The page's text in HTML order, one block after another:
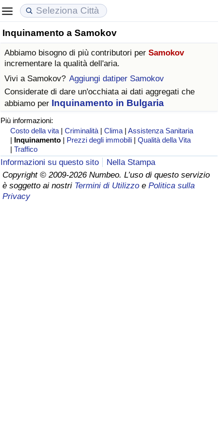
Inquinamento a Samokov
Abbiamo bisogno di più contributori per Samokov
incrementare la qualità dell'aria.
Vivi a Samokov? Aggiungi datiper Samokov
Considerate di dare un'occhiata ai dati aggregati che
abbiamo per Inquinamento in Bulgaria
Più informazioni:
Costo della vita |Criminalità |Clima |Assistenza Sanitaria
| Inquinamento | Prezzi degli immobili |Qualità della Vita
|Traffico
Informazioni su questo sito
Nella Stampa
Copyright © 2009-2026 Numbeo. L’uso di questo servizio
è soggetto ai nostri Termini di Utilizzo e Politica sulla
Privacy
Costo della vita
Indice Del Costo Della Vita (corrente)
Indice Del Costo Della Vita
Indice del Costo della Vita per Nazione
ad Aqaba
Prezzi degli immobili
Indice del Prezzo delle Case (Corrente)
Indice del Prezzo delle Case
Indice del Prezzo delle Case per Nazione
Qualità della Vita
Indice della Qualità della Vita
Indice della Qualità della Vita (Corrente)
Indice della qualità della vita per Paese
Criminalità
Indice del Tasso di Criminalità (Corrente)
Indice della Criminalità